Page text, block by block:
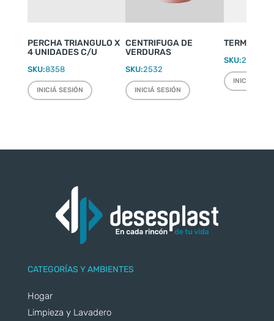
PERCHA TRIANGULO X
4 UNIDADES C/U
SKU:8358
INICIÁ SESIÓN
CENTRIFUGA DE
VERDURAS
SKU:2532
INICIÁ SESIÓN
TERMO
SKU:2220
INICIÁ
CATEGORÍAS Y AMBIENTES
Hogar
Limpieza y Lavadero